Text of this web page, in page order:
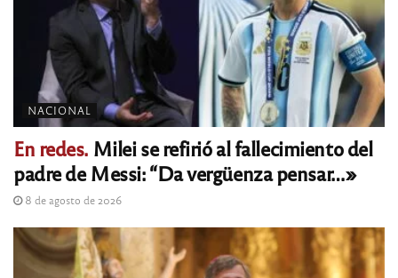
NACIONAL
En redes. Milei se refirió al fallecimiento del
padre de Messi: “Da vergüenza pensar…»
8 de agosto de 2026